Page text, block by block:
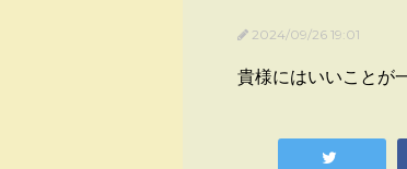
2024/09/26 19:01
貴様にはいいことが